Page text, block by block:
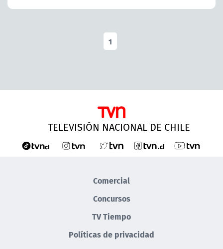
1
TELEVISIÓN NACIONAL DE CHILE
Comercial
Concursos
TV Tiempo
Políticas de privacidad